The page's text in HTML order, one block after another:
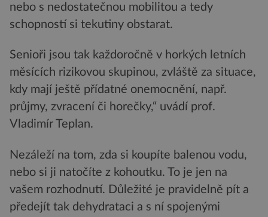
nebo s nedostatečnou mobilitou a tedy
schopností si tekutiny obstarat.
Senioři jsou tak každoročně v horkých letních
měsících rizikovou skupinou, zvláště za situace,
kdy mají ještě přídatné onemocnění, např.
průjmy, zvracení či horečky,“ uvádí prof.
Vladimír Teplan.
Nezáleží na tom, zda si koupíte balenou vodu,
nebo si ji natočíte z kohoutku. To je jen na
vašem rozhodnutí. Důležité je pravidelně pít a
předejít tak dehydrataci a s ní spojenými